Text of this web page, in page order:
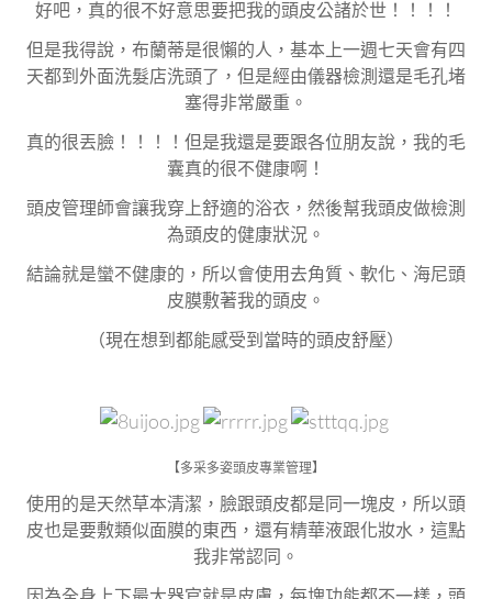
好吧，真的很不好意思要把我的頭皮公諸於世！！！！
但是我得說，布蘭蒂是很懶的人，基本上一週七天會有四
天都到外面洗髮店洗頭了，但是經由儀器檢測還是毛孔堵
塞得非常嚴重。
真的很丟臉！！！！但是我還是要跟各位朋友說，我的毛
囊真的很不健康啊！
頭皮管理師會讓我穿上舒適的浴衣，然後幫我頭皮做檢測
為頭皮的健康狀況。
結論就是蠻不健康的，所以會使用去角質、軟化、海尼頭
皮膜敷著我的頭皮。
（現在想到都能感受到當時的頭皮舒壓）
【多采多姿頭皮專業管理】
使用的是天然草本清潔，臉跟頭皮都是同一塊皮，所以頭
皮也是要敷類似面膜的東西，還有精華液跟化妝水，這點
我非常認同。